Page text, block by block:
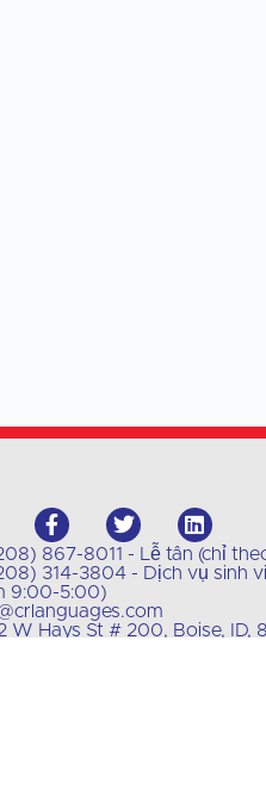
867-8011 - Lễ tân (chỉ
314-3804 - Dịch vụ sinh
9:00-5:00)
W Hays St # 200, Boise, ID,